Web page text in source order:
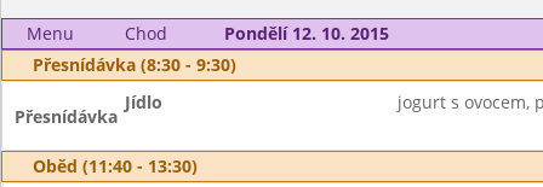
Menu Chod
Pondělí 12. 10. 2015
Přesnídávka (8:30 - 9:30)
Přesnídávka
Jídlo jogurt s ovocem,
Oběd (11:40 - 13:30)